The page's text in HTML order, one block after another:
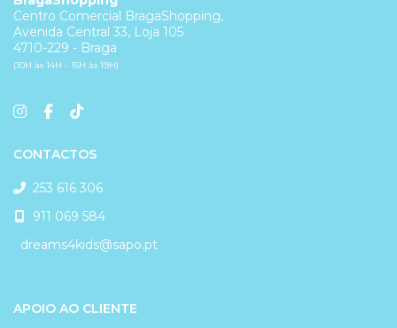
Centro Comercial BragaShopping,
Avenida Central 33, Loja 105
4710-229 - Braga
(10H às 14H - 15H às 19H)
CONTACTOS
253 616 306
911 069 584
dreams4kids@sapo.pt
APOIO AO CLIENTE